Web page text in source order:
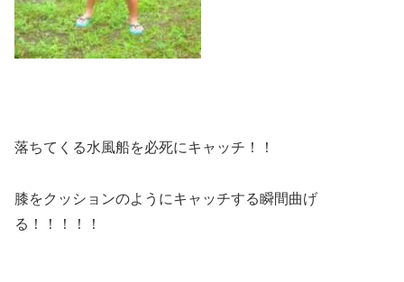
落ちてくる水風船を必死にキャッチ！！
膝をクッションのようにキャッチする瞬間曲げ
る！！！！！